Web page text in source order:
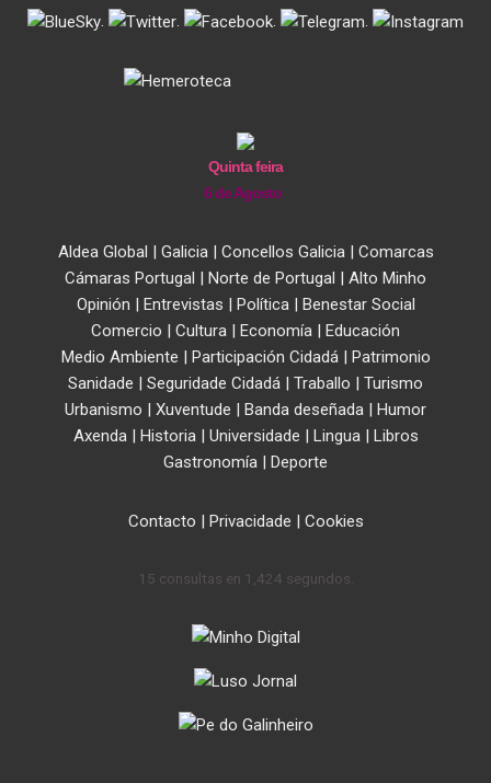
. . . .
Quinta feira
6 de Agosto
Aldea Global | Galicia| Concellos Galicia| Comarcas
Cámaras Portugal | Norte de Portugal | Alto Minho
Opinión | Entrevistas | Política| Benestar Social
Comercio | Cultura | Economía | Educación
Medio Ambiente | Participación Cidadá| Patrimonio
Sanidade | Seguridade Cidadá | Traballo | Turismo
Urbanismo | Xuventude | Banda deseñada | Humor
Axenda| Historia| Universidade | Lingua| Libros
Gastronomía | Deporte
Contacto | Privacidade | Cookies
15 consultas en 1,424 segundos.